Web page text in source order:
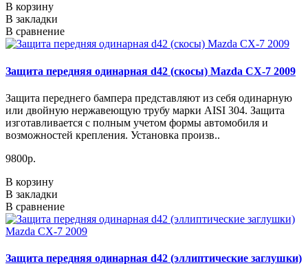
В корзину
В закладки
В сравнение
Защита передняя одинарная d42 (скосы) Mazda CX-7 2009
Защита переднего бампера представляют из себя одинарную
или двойную нержавеющую трубу марки AISI 304. Защита
изготавливается с полным учетом формы автомобиля и
возможностей крепления. Установка произв..
9800р.
В корзину
В закладки
В сравнение
Защита передняя одинарная d42 (эллиптические заглушки)